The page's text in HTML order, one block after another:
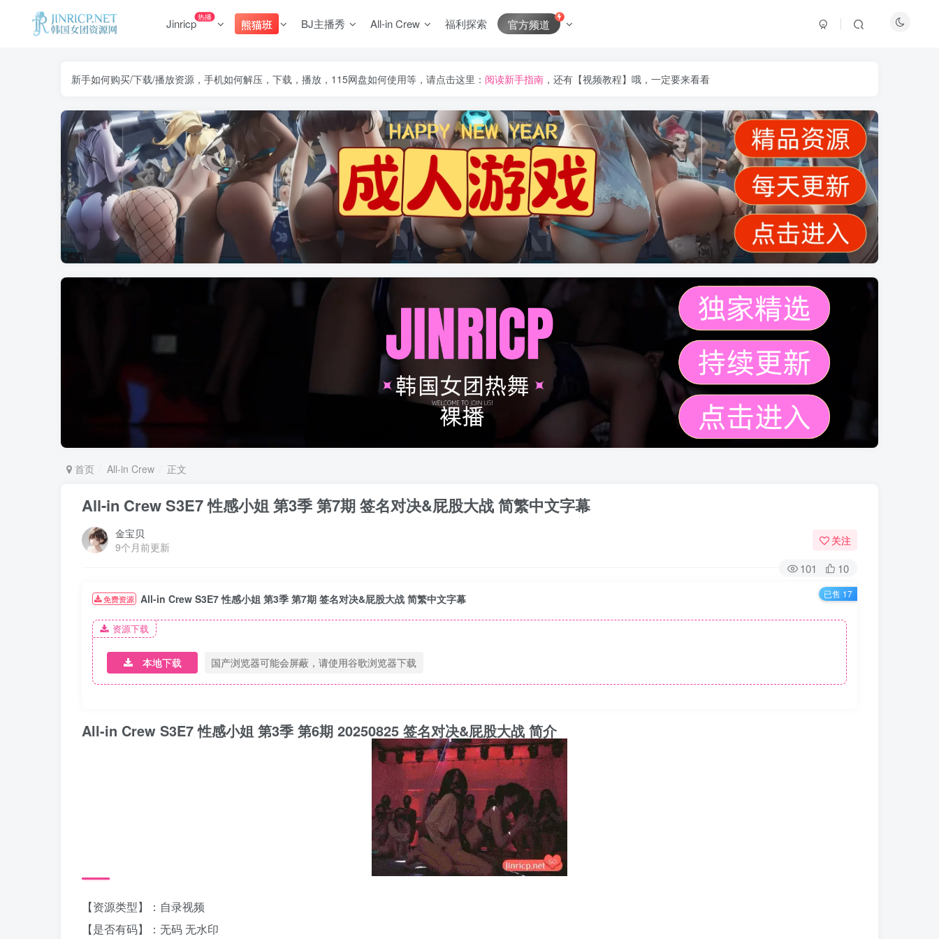
Jinricp热播
熊猫班 BJ主播秀 All-in Crew 福利探索 官方频道
新手如何购买/下载/播放资源，手机如何解压，下载，播放，115网盘如何使用等，请点击这里： 阅读新手指南 ，还有【视频教程】哦，一定要来看看
首页 All-in Crew 正文
All-in Crew S3E7 性感小姐 第3季 第7期 签名对决&屁股大战 简繁中文字幕
金宝贝
9个月前更新
关注
101 10
已售 17
免费资源 All-in Crew S3E7 性感小姐 第3季 第7期 签名对决&屁股大战 简繁中文字幕
资源下载
本地下载 国产浏览器可能会屏蔽，请使用谷歌浏览器下载
All-in Crew S3E7 性感小姐 第3季 第6期 20250825 签名对决&屁股大战 简介
【资源类型】：自录视频
【是否有码】：无码 无水印